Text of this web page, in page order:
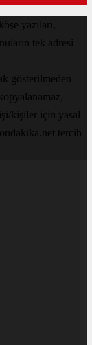
yazıları,
tek adresi
gösterilmeden
kişiler için yasal
tercih